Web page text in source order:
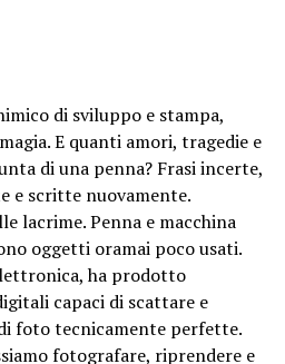
di sviluppo e stampa,
E quanti amori, tragedie e
di una penna? Frasi incerte,
e scritte nuovamente.
lacrime. Penna e macchina
oggetti oramai poco usati.
ha prodotto
capaci di scattare e
foto tecnicamente perfette.
fotografare, riprendere e